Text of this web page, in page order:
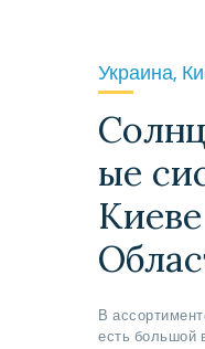
Украина,
ые
В
есть большой